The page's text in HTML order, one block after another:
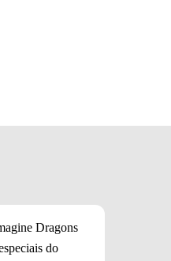
Dragons
do